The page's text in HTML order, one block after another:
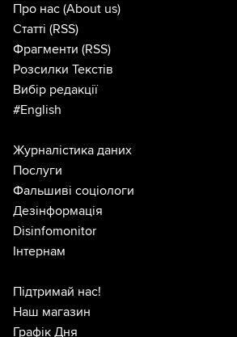
Про нас (About us)
Статті (RSS)
Фрагменти (RSS)
Розсилки Текстів
Вибір редакції
#English
Журналістика даних
Послуги
Фальшиві соціологи
Дезінформація
Disinfomonitor
Інтернам
Підтримай нас!
Наш магазин
Графік Дня